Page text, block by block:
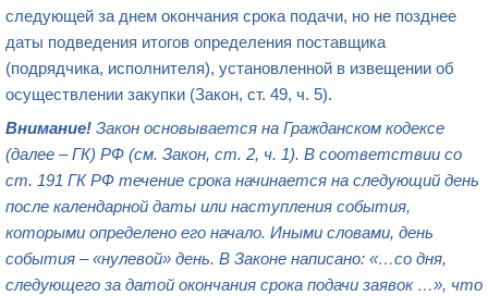
следующей за днем окончания срока подачи, но не позднее
даты подведения итогов определения поставщика
(подрядчика, исполнителя), установленной в извещении об
осуществлении закупки (Закон, ст. 49, ч. 5).
Внимание! Закон основывается на Гражданском кодексе
(далее – ГК) РФ (см. Закон, ст. 2, ч. 1). В соответствии со
ст. 191 ГК РФ течение срока начинается на следующий день
после календарной даты или наступления события,
которыми определено его начало. Иными словами, день
события – «нулевой» день. В Законе написано: «…со дня,
следующего за датой окончания срока подачи заявок …», что